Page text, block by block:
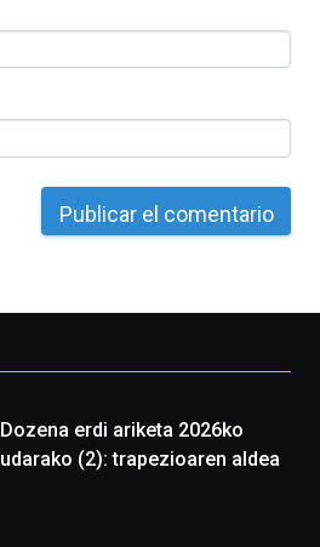
Dozena erdi ariketa 2026ko
udarako (2): trapezioaren aldea